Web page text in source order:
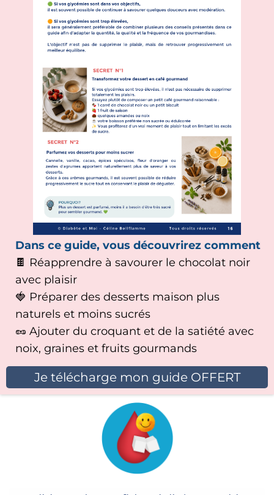
Dans ce guide, vous découvrirez comment
🍫 Réapprendre à savourer le chocolat noir
avec plaisir
🍓 Préparer des desserts maison plus
naturels et moins sucrés
🥜 Ajouter du croquant et de la satiété avec
noix, graines et fruits gourmands
Je télécharge mon guide OFFERT